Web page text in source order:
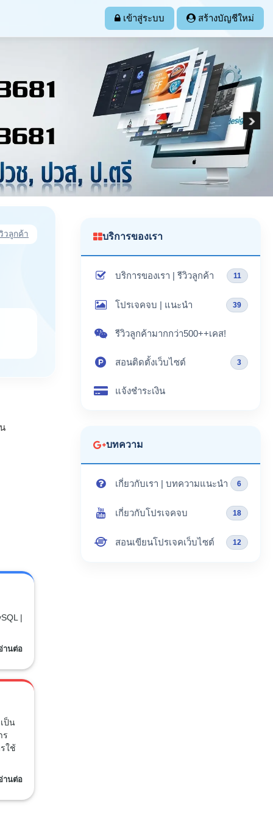
เข้าสู่ระบบ สร้างบัญชีใหม่
บริการของเรา
บริการของเรา | รีวิวลูกค้า 11
โปรเจคจบ | แนะนำ 39
รีวิวลูกค้ามากกว่า500++เคส!
สอนติดตั้งเว็บไซต์ 3
แจ้งชำระเงิน
บทความ
เกี่ยวกับเรา | บทความแนะนำ 6
เกี่ยวกับโปรเจคจบ 18
สอนเขียนโปรเจคเว็บไซต์ 12
วลูกค้า
|
านต่อ
ป็น
ร
ใช้
านต่อ